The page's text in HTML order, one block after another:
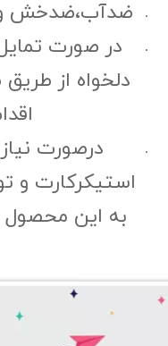
ضدآب،ضدخش و
در صورت
دلخواه از
درصورت
استیکرکارت و
به این